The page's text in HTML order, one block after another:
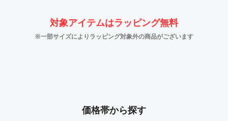
対象アイテムはラッピング無料
※一部サイズによりラッピング対象外の商品がございます
価格帯から探す